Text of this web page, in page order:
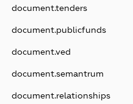
document.tenders
document.publicfunds
document.ved
document.semantrum
document.relationships